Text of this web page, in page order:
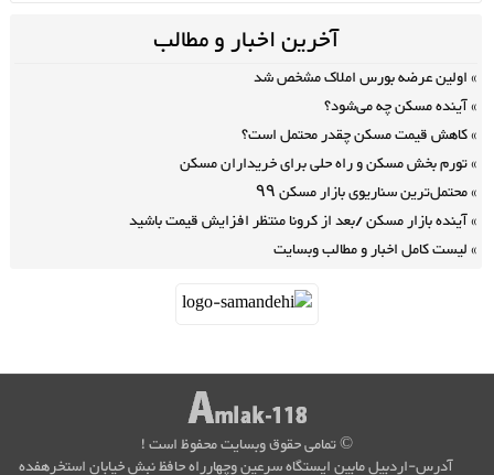
آخرین اخبار و مطالب
اولین عرضه بورس املاک مشخص شد
آینده مسکن چه می‌شود؟
کاهش قیمت مسکن چقدر محتمل است؟
تورم بخش مسکن و راه حلی برای خریداران مسکن
محتمل‌ترین سناریوی بازار مسکن ۹۹
آینده بازار مسکن /بعد از کرونا منتظر افزایش قیمت باشید
لیست کامل اخبار و مطالب وبسایت
© تمامی حقوق وبسایت محفوظ است !
آدرس-اردبیل مابین ایستگاه سرعین وچهارراه حافظ نبش خیابان استخرهفده